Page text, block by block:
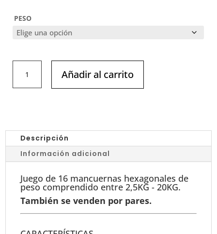
PESO
16
DE
2,5KG
cantidad
Añadir al carrito
Descripción
Información adicional
Juego de 16 mancuernas hexagonales de
peso comprendido entre 2,5KG - 20KG.
También se venden por pares.